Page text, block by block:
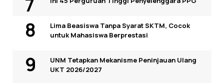
Lima Beasiswa Tanpa Syarat SKTM, Cocok
untuk Mahasiswa Berprestasi
UNM Tetapkan Mekanisme Peninjauan Ulang
UKT 2026/2027